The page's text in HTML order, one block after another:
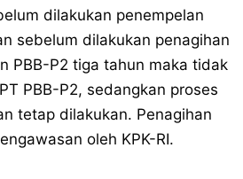
dilakukan penempelan
sebelum dilakukan penagihan
PBB-P2 tiga tahun maka tidak
PBB-P2, sedangkan proses
tetap dilakukan. Penagihan
oleh KPK-RI.